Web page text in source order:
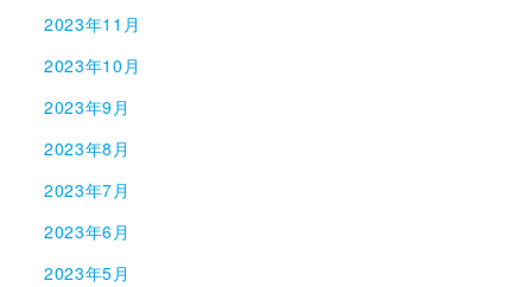
2023年11月
2023年10月
2023年9月
2023年8月
2023年7月
2023年6月
2023年5月